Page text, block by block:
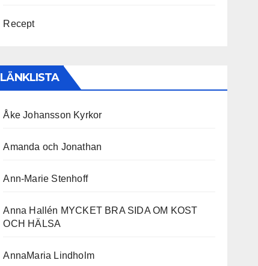
Recept
LÄNKLISTA
Åke Johansson Kyrkor
Amanda och Jonathan
Ann-Marie Stenhoff
Anna Hallén MYCKET BRA SIDA OM KOST
OCH HÄLSA
AnnaMaria Lindholm